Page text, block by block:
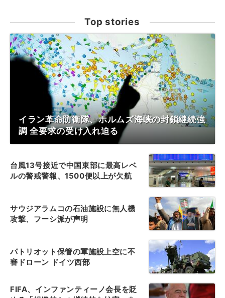
Top stories
イラン革命防衛隊、ホルムズ海峡の封鎖継続強
調 全要求の受け入れ迫る
台風13号接近で中国東部に最高レベ
ルの警戒警報、1500便以上が欠航
サウジアラムコの石油施設に無人機
攻撃、フーシ派が声明
パトリオット保管の軍施設上空に不
審ドローン ドイツ西部
FIFA、インファンティーノ会長を貶